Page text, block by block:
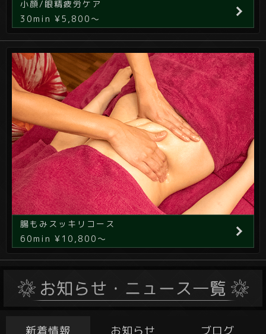
小顔/眼精疲労ケア
30min ¥5,800～
腸もみスッキリコース
60min ¥10,800～
新着情報 お知らせ ブログ